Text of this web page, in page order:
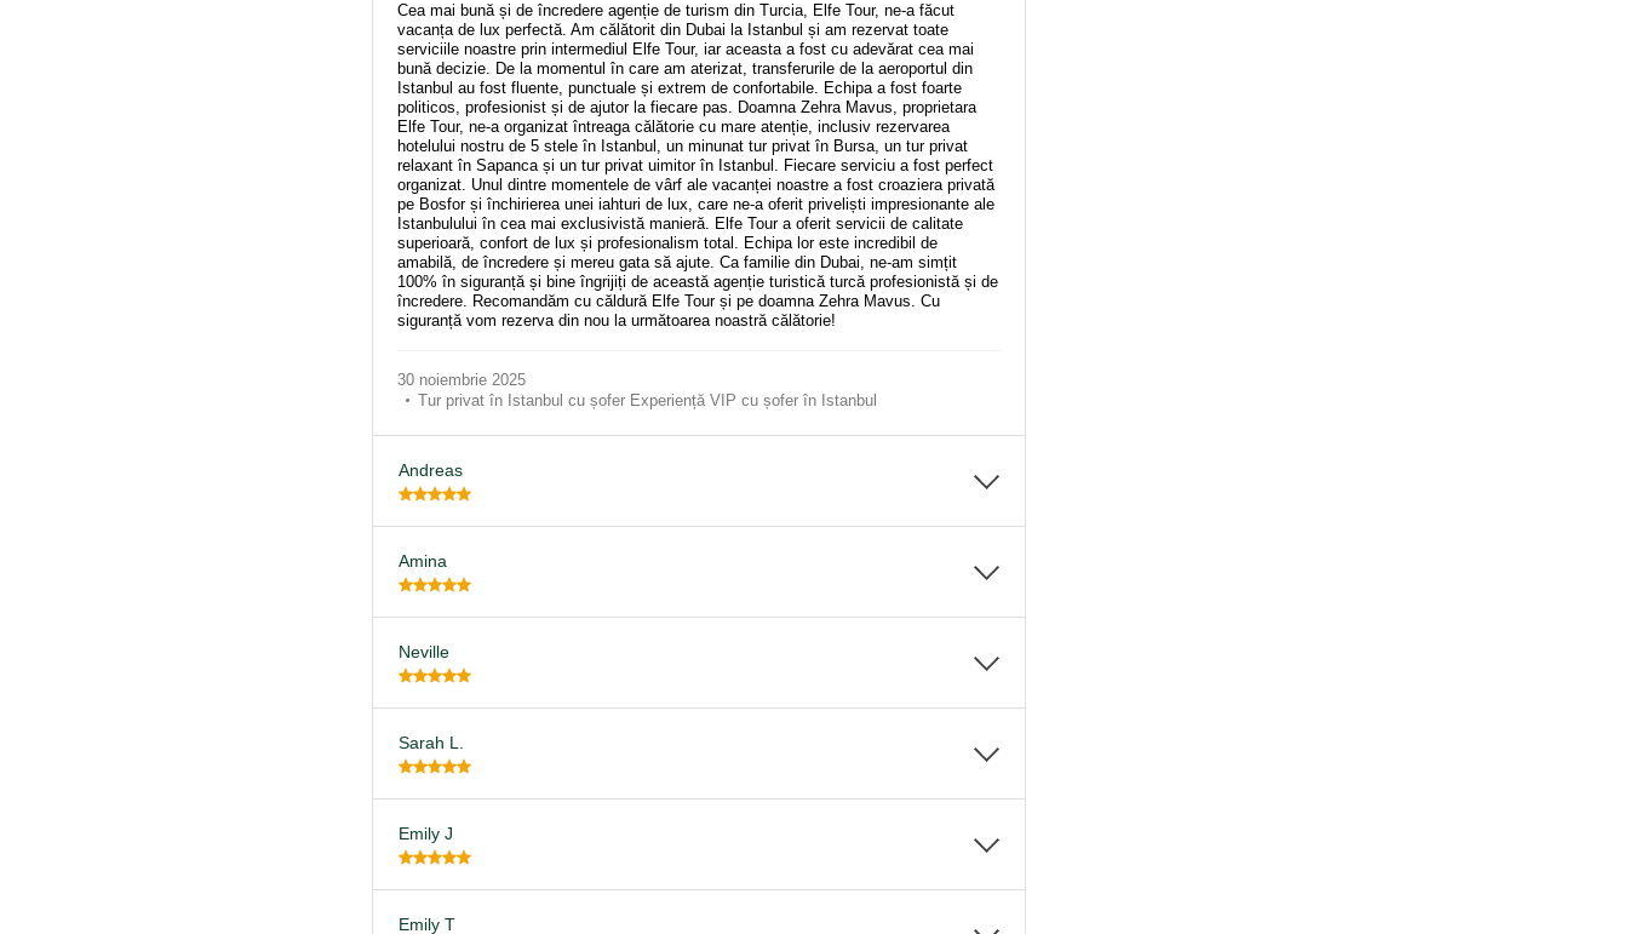
Cea mai bună și de încredere agenție de turism din Turcia, Elfe Tour, ne-a făcut
vacanța de lux perfectă. Am călătorit din Dubai la Istanbul și am rezervat toate
serviciile noastre prin intermediul Elfe Tour, iar aceasta a fost cu adevărat cea mai
bună decizie. De la momentul în care am aterizat, transferurile de la aeroportul din
Istanbul au fost fluente, punctuale și extrem de confortabile. Echipa a fost foarte
politicos, profesionist și de ajutor la fiecare pas. Doamna Zehra Mavus, proprietara
Elfe Tour, ne-a organizat întreaga călătorie cu mare atenție, inclusiv rezervarea
hotelului nostru de 5 stele în Istanbul, un minunat tur privat în Bursa, un tur privat
relaxant în Sapanca și un tur privat uimitor în Istanbul. Fiecare serviciu a fost perfect
organizat. Unul dintre momentele de vârf ale vacanței noastre a fost croaziera privată
pe Bosfor și închirierea unei iahturi de lux, care ne-a oferit priveliști impresionante ale
Istanbulului în cea mai exclusivistă manieră. Elfe Tour a oferit servicii de calitate
superioară, confort de lux și profesionalism total. Echipa lor este incredibil de
amabilă, de încredere și mereu gata să ajute. Ca familie din Dubai, ne-am simțit
100% în siguranță și bine îngrijiți de această agenție turistică turcă profesionistă și de
încredere. Recomandăm cu căldură Elfe Tour și pe doamna Zehra Mavus. Cu
siguranță vom rezerva din nou la următoarea noastră călătorie!
30 noiembrie 2025
Tur privat în Istanbul cu șofer Experiență VIP cu șofer în Istanbul
Andreas
Amina
Neville
Sarah L.
Emily J
Emily T